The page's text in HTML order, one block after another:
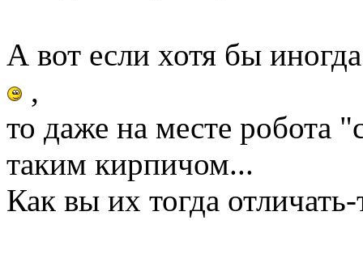
А вот если хотя бы
,
то даже на месте робота
таким кирпичом...
Как вы их тогда отличать-